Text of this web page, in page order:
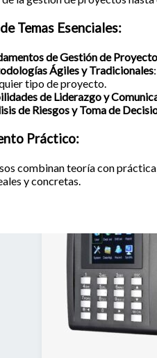
ZKTECO K14 PRO
Valorado con
Temas Esenciales:
de Gestión de
Ágiles y Tradicionales
tipo de proyecto.
de Liderazgo y
de Riesgos y Toma de
Práctico:
combinan teoría con
y concretas.